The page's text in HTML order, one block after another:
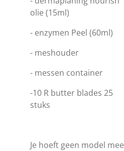
olie (15ml)
- enzymen Peel (60ml)
- meshouder
- messen container
-10 R butter blades 25
stuks
Je hoeft geen model mee